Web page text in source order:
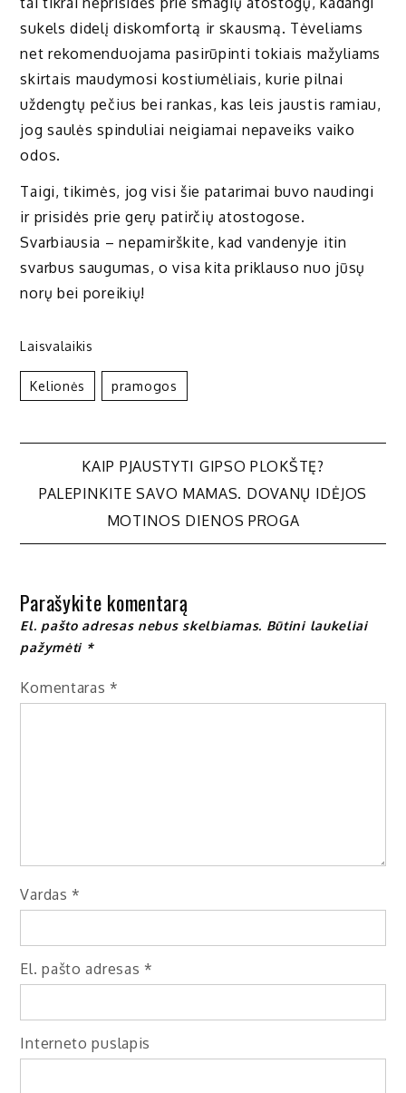
sukels didelį diskomfortą ir skausmą. Tėveliams
net rekomenduojama pasirūpinti tokiais mažyliams
skirtais maudymosi kostiumėliais, kurie pilnai
uždengtų pečius bei rankas, kas leis jaustis ramiau,
jog saulės spinduliai neigiamai nepaveiks vaiko
odos.
Taigi, tikimės, jog visi šie patarimai buvo naudingi
ir prisidės prie gerų patirčių atostogose.
Svarbiausia – nepamirškite, kad vandenyje itin
svarbus saugumas, o visa kita priklauso nuo jūsų
norų bei poreikių!
Laisvalaikis
Kelionės Pramogos
Navigacija
KAIP PJAUSTYTI GIPSO PLOKŠTĘ?
PALEPINKITE SAVO MAMAS. DOVANŲ IDĖJOS
MOTINOS DIENOS PROGA
Parašykite komentarą
El. pašto adresas nebus skelbiamas. Būtini laukeliai
pažymėti *
Komentaras *
Vardas *
El. pašto adresas *
Interneto puslapis